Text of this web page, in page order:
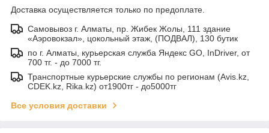
Доставка осуществляется только по предоплате.
Самовывоз г. Алматы, пр. Жибек Жолы, 111 здание
«Аэровокзал», цокольный этаж, (ПОДВАЛ), 130 бутик
по г. Алматы, курьерская служба Яндекс GO, InDriver, от
700 тг. - до 7000 тг.
Транспортные курьерские службы по регионам (Avis.kz,
CDEK.kz, Rika.kz) от1900тг - до5000тг
Все условия доставки